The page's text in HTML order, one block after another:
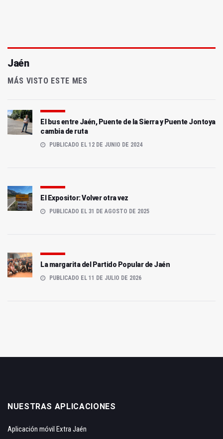
Jaén
MÁS VISTO ESTE MES
El bus entre Jaén, Puente de la Sierra y Puente Jontoya
cambia de ruta
PUBLICADO EL 12 DE JUNIO DE 2024
El Expositor: Volver otra vez
PUBLICADO EL 31 DE AGOSTO DE 2025
La margarita del Partido Popular de Jaén
PUBLICADO EL 11 DE JULIO DE 2026
NUESTRAS APLICACIONES
Aplicación móvil Extra Jaén